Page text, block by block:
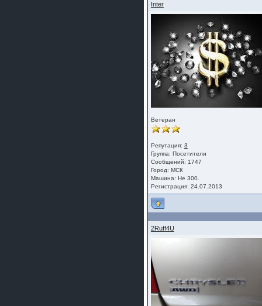
Inter
Ветеран
Репутация: 3
Группа: Посетители
Сообщений: 1747
Город: МСК
Машина: Не 300.
Регистрация: 24.07.2013
2Ruff4U